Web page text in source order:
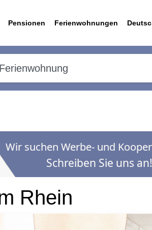
Pensionen Ferienwohnungen
Rhein